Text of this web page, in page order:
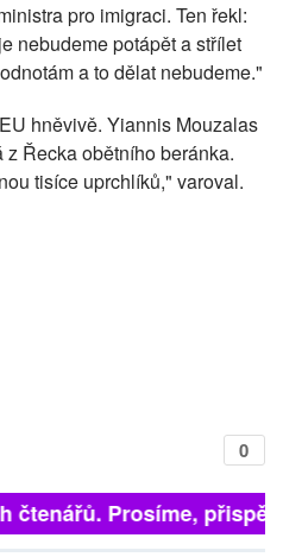
pro imigraci. Ten řekl:
nebudeme potápět a střílet
a to dělat nebudeme."
hněvivě. Yiannis Mouzalas
Řecka obětního beránka.
tisíce uprchlíků," varoval.
0
Prosíme, přispějte. ➥